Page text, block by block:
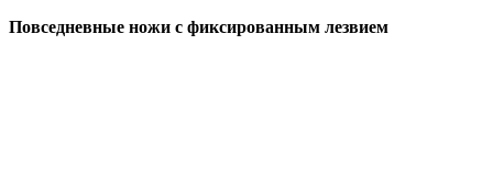
Повседневные ножи с фиксированным лезвием